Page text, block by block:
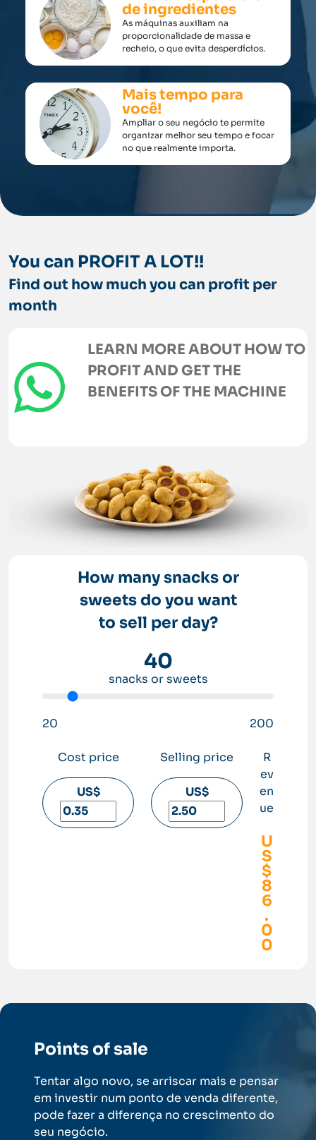
de ingredientes
As máquinas auxiliam na
proporcionalidade de massa e
recheio, o que evita desperdícios.
Mais tempo para
você!
Ampliar o seu negócio te permite
organizar melhor seu tempo e focar
no que realmente importa.
You can PROFIT A LOT!!
Find out how much you can profit per
month
LEARN MORE ABOUT HOW TO
PROFIT AND GET THE
BENEFITS OF THE MACHINE
How many snacks or
sweets do you want
to sell per day?
40
snacks or sweets
20 200
Cost price
US$
Selling price
US$
R
ev
en
ue
U
S
$
8
6
.
0
0
Points of sale
Tentar algo novo, se arriscar mais e pensar
em investir num ponto de venda diferente,
pode fazer a diferença no crescimento do
seu negócio.